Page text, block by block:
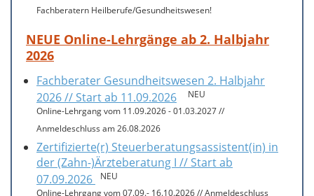
Fachberatern Heilberufe/Gesundheitswesen!
NEUE Online-Lehrgänge ab 2. Halbjahr
2026
Fachberater Gesundheitswesen 2. Halbjahr
2026 // Start ab 11.09.2026
NEU
Online-Lehrgang vom 11.09.2026 - 01.03.2027 //
Anmeldeschluss am 26.08.2026
Zertifizierte(r) Steuerberatungsassistent(in) in
der (Zahn-)Ärzteberatung I // Start ab
07.09.2026
NEU
Online-Lehrgang vom 07.09.- 16.10.2026 // Anmeldeschluss